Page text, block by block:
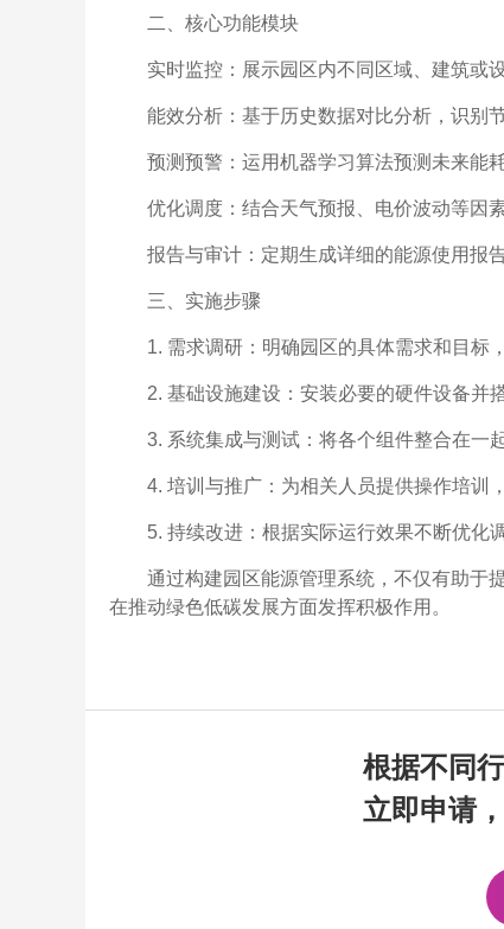
二、核心功能模块
实时监控：展示园区内不同区域、建筑或
能效分析：基于历史数据对比分析，识别
预测预警：运用机器学习算法预测未来能
优化调度：结合天气预报、电价波动等因
报告与审计：定期生成详细的能源使用报
三、实施步骤
1. 需求调研：明确园区的具体需求和目标
2. 基础设施建设：安装必要的硬件设备并
3. 系统集成与测试：将各个组件整合在一
4. 培训与推广：为相关人员提供操作培训
5. 持续改进：根据实际运行效果不断优化
通过构建园区能源管理系统，不仅有助于
在推动绿色低碳发展方面发挥积极作用。
根据不同
立即申请